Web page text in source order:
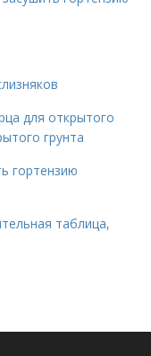
для открытого
грунта
гортензию
таблица,